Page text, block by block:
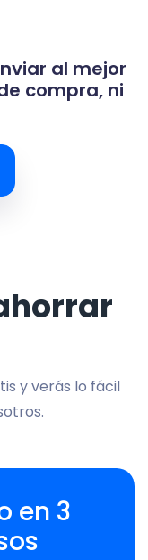
al mejor
compra, ni
y verás lo fácil
en 3